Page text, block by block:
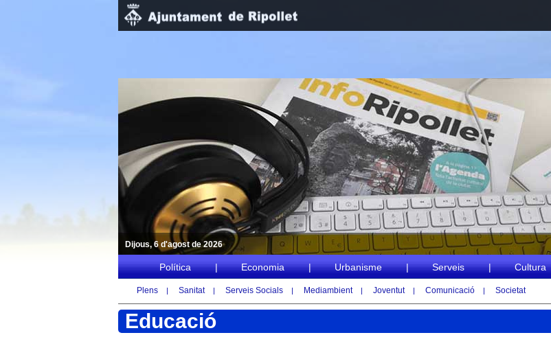
Política | Economia | Urbanisme | Serveis | Cultura
Plens | Sanitat | Serveis Socials | Mediambient | Joventut | Comunicació | Societat
Dijous, 6 d'agost de 2026
Educació